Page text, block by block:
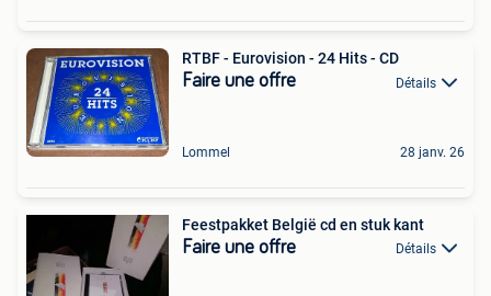
RTBF - Eurovision - 24 Hits - CD
Faire une offre Détails
Lommel 28 janv. 26
Feestpakket België cd en stuk kant
Faire une offre Détails